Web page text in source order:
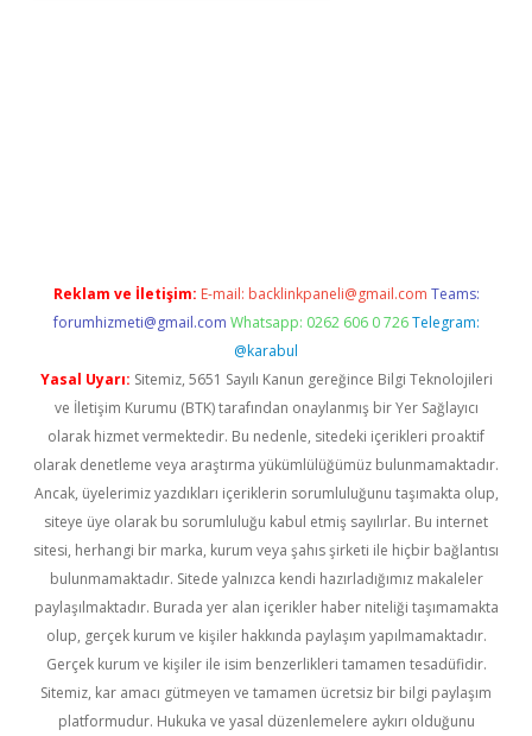
Reklam ve İletişim: E-mail: backlinkpaneli@gmail.com Teams:
forumhizmeti@gmail.com Whatsapp: 0262 606 0 726 Telegram:
@karabul
Yasal Uyarı: Sitemiz, 5651 Sayılı Kanun gereğince Bilgi Teknolojileri
ve İletişim Kurumu (BTK) tarafından onaylanmış bir Yer Sağlayıcı
olarak hizmet vermektedir. Bu nedenle, sitedeki içerikleri proaktif
olarak denetleme veya araştırma yükümlülüğümüz bulunmamaktadır.
Ancak, üyelerimiz yazdıkları içeriklerin sorumluluğunu taşımakta olup,
siteye üye olarak bu sorumluluğu kabul etmiş sayılırlar. Bu internet
sitesi, herhangi bir marka, kurum veya şahıs şirketi ile hiçbir bağlantısı
bulunmamaktadır. Sitede yalnızca kendi hazırladığımız makaleler
paylaşılmaktadır. Burada yer alan içerikler haber niteliği taşımamakta
olup, gerçek kurum ve kişiler hakkında paylaşım yapılmamaktadır.
Gerçek kurum ve kişiler ile isim benzerlikleri tamamen tesadüfidir.
Sitemiz, kar amacı gütmeyen ve tamamen ücretsiz bir bilgi paylaşım
platformudur. Hukuka ve yasal düzenlemelere aykırı olduğunu